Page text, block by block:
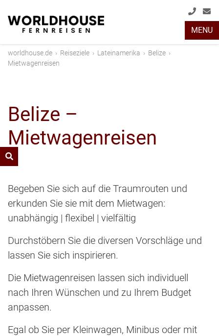
+49
(0)
MENU
worldhouse.de › Reiseziele › Lateinamerika › Belize ›
Mietwagenreisen
Belize –
Mietwagenreisen
Begeben Sie sich auf die Traumrouten und
erkunden Sie sie mit dem Mietwagen:
unabhängig | flexibel | vielfältig
Durchstöbern Sie die diversen Vorschläge und
lassen Sie sich inspirieren.
Die Mietwagenreisen lassen sich individuell
nach Ihren Wünschen und zu Ihrem Budget
anpassen.
Egal ob Sie per Kleinwagen, Minibus oder mit